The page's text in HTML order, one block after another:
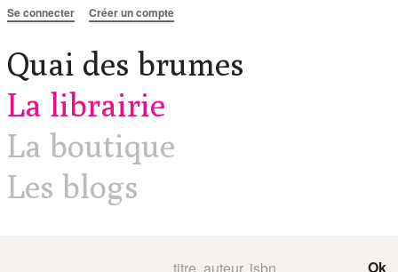
Aller au contenu
Se connecter Créer un compte
La librairie
La boutique
Les blogs
Quai des brumes
Ok